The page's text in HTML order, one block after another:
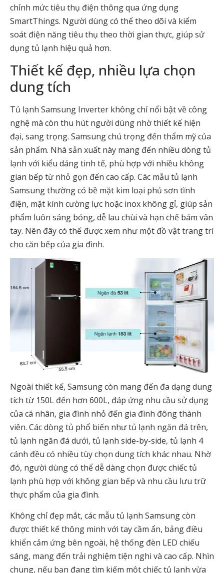
chỉnh mức tiêu thụ điện thông qua ứng dụng
SmartThings. Người dùng có thể theo dõi và kiểm
soát điện năng tiêu thụ theo thời gian thực, giúp sử
dụng tủ lạnh hiệu quả hơn.
Thiết kế đẹp, nhiều lựa chọn
dung tích
Tủ lạnh Samsung Inverter không chỉ nổi bật về công
nghệ mà còn thu hút người dùng nhờ thiết kế hiện
đại, sang trọng. Samsung chú trọng đến thẩm mỹ của
sản phẩm. Nhà sản xuất này mang đến nhiều dòng tủ
lạnh với kiểu dáng tinh tế, phù hợp với nhiều không
gian bếp từ nhỏ gọn đến cao cấp. Các mẫu tủ lạnh
Samsung thường có bề mặt kim loại phủ sơn tĩnh
điện, mặt kính cường lực hoặc inox không gỉ, giúp sản
phẩm luôn sáng bóng, dễ lau chùi và hạn chế bám vân
tay. Nên đây có thể được xem như một đồ vật trang trí
cho căn bếp của gia đình.
Ngoài thiết kế, Samsung còn mang đến đa dạng dung
tích từ 150L đến hơn 600L, đáp ứng nhu cầu sử dụng
của cá nhân, gia đình nhỏ đến gia đình đông thành
viên. Các dòng tủ phổ biến như tủ lạnh ngăn đá trên,
tủ lạnh ngăn đá dưới, tủ lạnh side-by-side, tủ lạnh 4
cánh đều có nhiều tùy chọn dung tích khác nhau. Nhờ
đó, người dùng có thể dễ dàng chọn được chiếc tủ
lạnh phù hợp với không gian bếp và nhu cầu lưu trữ
thực phẩm của gia đình.
Không chỉ đẹp mắt, các mẫu tủ lạnh Samsung còn
được thiết kế thông minh với tay cầm ẩn, bảng điều
khiển cảm ứng bên ngoài, hệ thống đèn LED chiếu
sáng, mang đến trải nghiệm tiện nghi và cao cấp. Nhìn
chung, nếu bạn đang tìm kiếm một chiếc tủ lạnh vừa